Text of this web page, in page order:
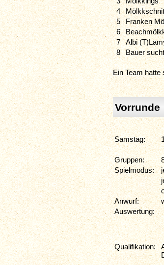
4
5
Franken
6
7
Albi
8
Bauer
Ein Team
Vorrunde
Samstag:
Gruppen:
Spielmodus:
Anwurf:
Auswertung:
Qualifikation: